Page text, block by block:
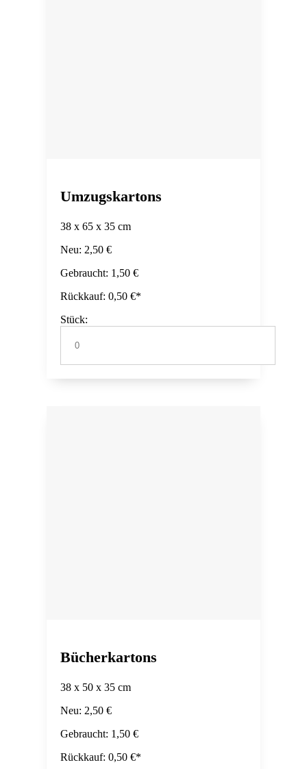
Umzugskartons
38 x 65 x 35 cm
Neu: 2,50 €
Gebraucht: 1,50 €
Rückkauf: 0,50 €*
Stück:
Bücherkartons
38 x 50 x 35 cm
Neu: 2,50 €
Gebraucht: 1,50 €
Rückkauf: 0,50 €*